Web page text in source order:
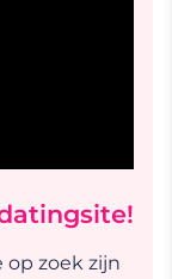
zoek zijn